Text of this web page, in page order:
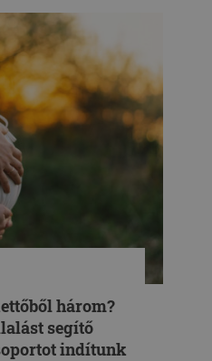
három?
segítő
indítunk